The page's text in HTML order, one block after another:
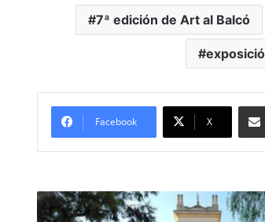
7ª edición de Art al Balcó
Facebook X
#Monóvar
comenzará